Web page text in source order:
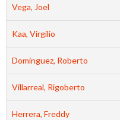
Vega, Joel
Kaa, Virgilio
Dominguez, Roberto
Villarreal, Rigoberto
Herrera, Freddy